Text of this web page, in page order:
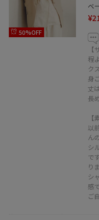
⚪︎Instagramはじめまし
ぜひフォローお願いしま
コーディネートを気に
ク→"♡フォローする"を
⚪︎お問い合わせは店舗
『ADD FRIENDS
2025年1月31日(金)0：
友達登録をいただくと
る「￥500 OFFクーポン
また、NEWoMan新宿店
50%OFF
ベ
【
程
ク
身
丈
長
以
ん
シ
で
り
シ
感
ご